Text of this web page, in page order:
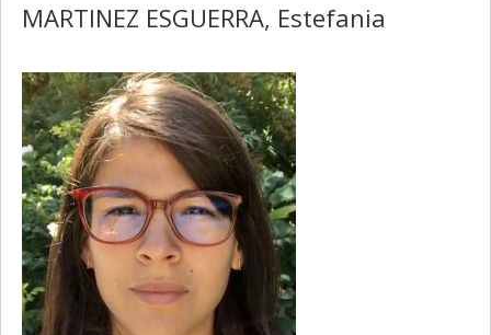
MARTINEZ ESGUERRA, Estefania